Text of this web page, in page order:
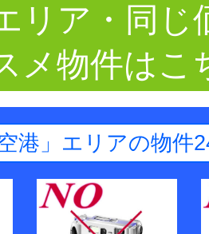
リア・同じ
メ物件はこ
空港」エリアの物件